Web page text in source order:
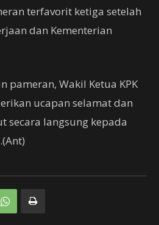
terfavorit ketiga setelah
dan Kementerian
pameran, Wakil Ketua KPK
ucapan selamat dan
secara langsung kepada